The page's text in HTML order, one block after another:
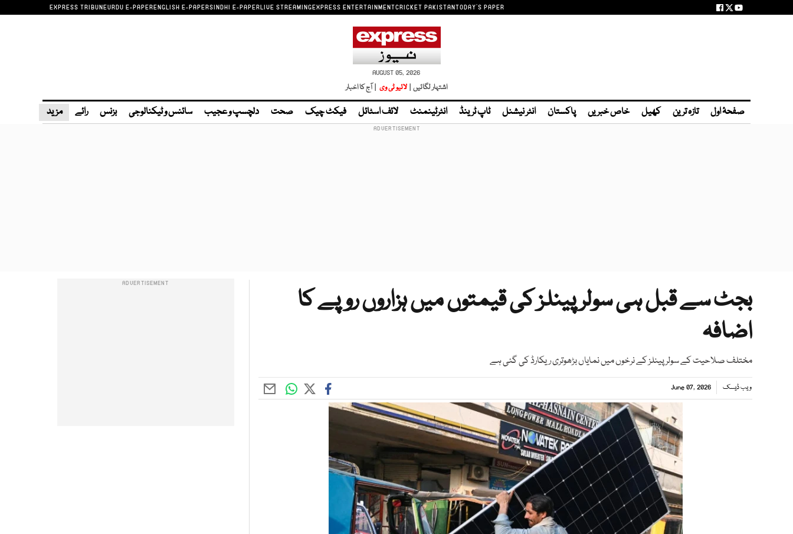
EXPRESS TRIBUNEURDU E-PAPERENGLISH E-PAPERSINDHI E-PAPERLIVE STREAMINGEXPRESS ENTERTAINMENTCRICKET PAKISTANTODAY'S PAPER
AUGUST 05, 2026
اشتہار لگائیں | لائیو ٹی وی | آج کا اخبار
صفحۂ اول تازہ ترین کھیل خاص خبریں پاکستان انٹر نیشنل ٹاپ ٹرینڈ انٹرٹینمنٹ لائف اسٹائل فیکٹ چیک صحت دلچسپ و عجیب سائنس و ٹیکنالوجی بزنس رائے مزید
بجٹ سے قبل ہی سولر پینلز کی قیمتوں میں ہزاروں روپے کا
اضافہ
مختلف صلاحیت کے سولر پینلز کے نرخوں میں نمایاں بڑھوتری ریکارڈ کی گئی ہے
ویب ڈیسک June 07, 2026